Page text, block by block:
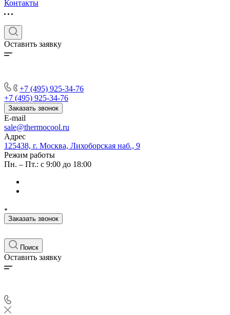
Контакты
Оставить заявку
+7 (495) 925-34-76
+7 (495) 925-34-76
Заказать звонок
E-mail
sale@thermocool.ru
Адрес
125438, г. Москва, Лихоборская наб., 9
Режим работы
Пн. – Пт.: с 9:00 до 18:00
Заказать звонок
Поиск
Оставить заявку